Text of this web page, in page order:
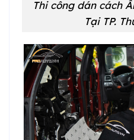
Thi công dán cách
Tại TP.